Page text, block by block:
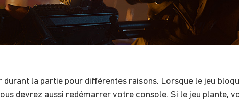
durant la partie pour différentes raisons. Lorsque le jeu
devrez aussi redémarrer votre console. Si le jeu plante,